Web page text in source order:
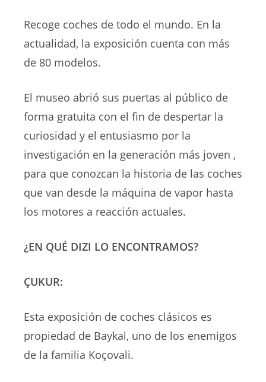
Recoge coches de todo el mundo. En la
actualidad, la exposición cuenta con más
de 80 modelos.
El museo abrió sus puertas al público de
forma gratuita con el fin de despertar la
curiosidad y el entusiasmo por la
investigación en la generación más joven ,
para que conozcan la historia de las coches
que van desde la máquina de vapor hasta
los motores a reacción actuales.
¿EN QUÉ DIZI LO ENCONTRAMOS?
ÇUKUR:
Esta exposición de coches clásicos es
propiedad de Baykal, uno de los enemigos
de la familia Koçovali.